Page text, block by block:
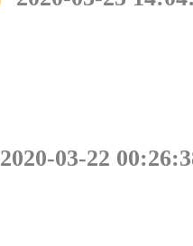
2020-03-22